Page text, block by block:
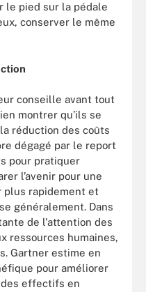
le pied sur la pédale
conserver le même
conseille avant tout
montrer qu’ils se
réduction des coûts
dégagé par le report
pour pratiquer
l’avenir pour une
plus rapidement et
généralement. Dans
de l'attention des
ressources humaines,
Gartner estime en
pour améliorer
effectifs en